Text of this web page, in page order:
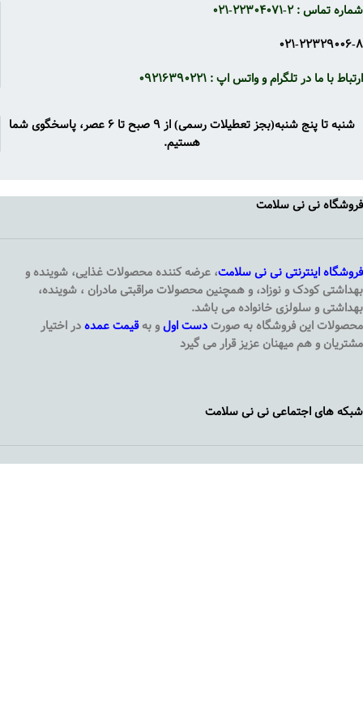
شماره تماس : ۲-۲۲۳۰۴۰۷۱-۰۲۱
۰۲۱-۲۲۳۲۹۰۰۶-۸
ارتباط با ما در تلگرام و واتس اپ : ۰۹۲۱۶۳۹۰۲۲۱
شنبه تا پنج شنبه(بجز تعطیلات رسمی) از ۹ صبح تا ۶ عصر، پاسخگوی شما
هستیم.
فروشگاه نی نی سلامت
فروشگاه اینترنتینی نی سلامت، عرضه کننده محصولات غذایی، شوینده و
بهداشتی کودک و نوزاد، و همچنین محصولات مراقبتی مادران ، شوینده،
بهداشتی و سلولزی خانواده می باشد.
محصولات این فروشگاه به صورتدست اولو بهقیمت عمدهدر اختیار
مشتریان و هم میهنان عزیز قرار می گیرد
شبکه های اجتماعی نی نی سلامت